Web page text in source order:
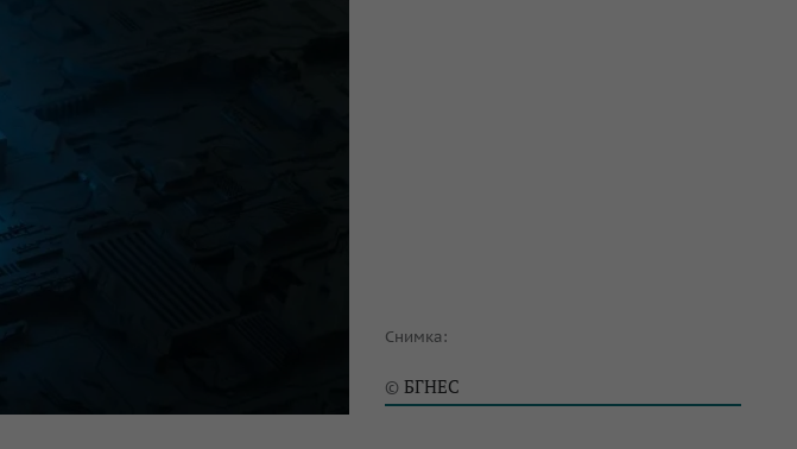
Снимка:
© БГНЕС